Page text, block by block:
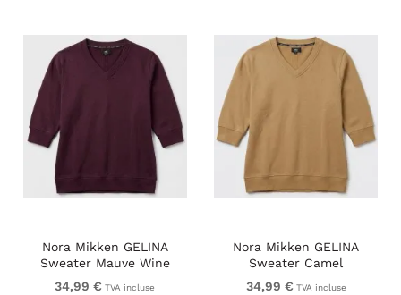
Nora Mikken GELINA
Sweater Mauve Wine
34,99 € TVA incluse
Nora Mikken GELINA
Sweater Camel
34,99 € TVA incluse